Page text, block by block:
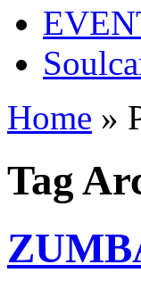
Home »
Tag